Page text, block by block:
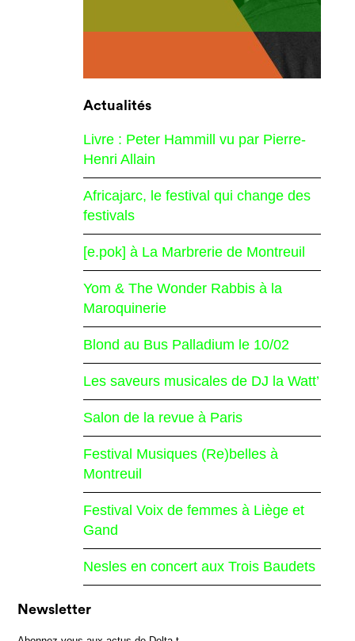
Actualités
Livre : Peter Hammill vu par Pierre-
Henri Allain
Africajarc, le festival qui change des
festivals
[e.pok] à La Marbrerie de Montreuil
Yom & The Wonder Rabbis à la
Maroquinerie
Blond au Bus Palladium le 10/02
Les saveurs musicales de DJ la Watt’
Salon de la revue à Paris
Festival Musiques (Re)belles à
Montreuil
Festival Voix de femmes à Liège et
Gand
Nesles en concert aux Trois Baudets
Newsletter